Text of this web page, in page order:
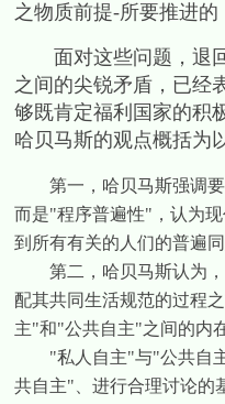
之物质前提-所要推进的
面对这些问题，退回
之间的尖锐矛盾，已经
够既肯定福利国家的积
哈贝马斯的观点概括为
第一，哈贝马斯强调要
而是"程序普遍性" ，认为
到所有有关的人们的普遍
第二，哈贝马斯认为，
配其共同生活规范的过程
主"和"公共自主"之间的内
"私人自主"与"公共自
共自主" 、进行合理讨论